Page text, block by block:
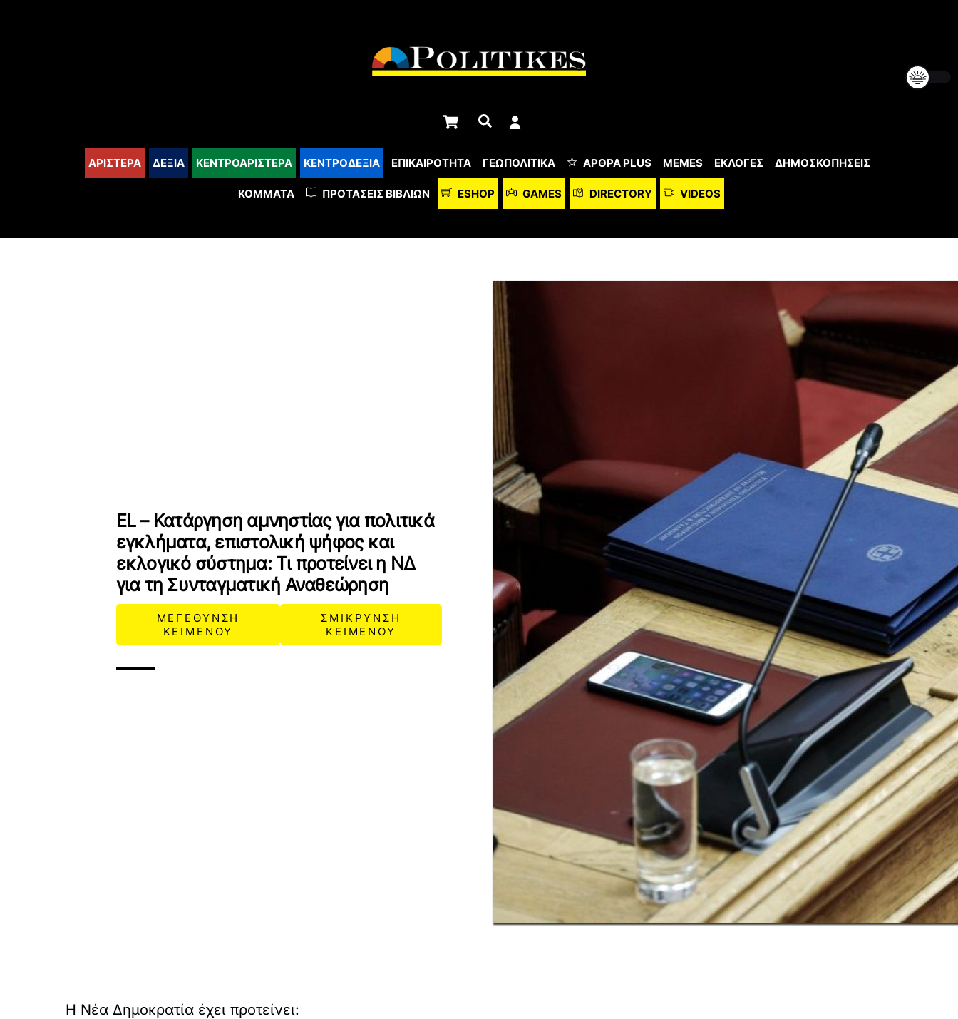
Cart Αναζήτηση
ΑΡΙΣΤΕΡΑ ΔΕΞΙΑ ΚΕΝΤΡΟΑΡΙΣΤΕΡΑ ΚΕΝΤΡΟΔΕΞΙΑ ΕΠΙΚΑΙΡΟΤΗΤΑ ΓΕΩΠΟΛΙΤΙΚΑ ΆΡΘΡΑ PLUS MEMES ΕΚΛΟΓΕΣ ΔΗΜΟΣΚΟΠΗΣΕΙΣ
ΚΌΜΜΑΤΑ ΠΡΟΤΆΣΕΙΣ ΒΙΒΛΊΩΝ ESHOP GAMES DIRECTORY VIDEOS
EL – Κατάργηση αμνηστίας για πολιτικά
εγκλήματα, επιστολική ψήφος και
εκλογικό σύστημα: Τι προτείνει η ΝΔ
για τη Συνταγματική Αναθεώρηση
ΜΕΓΕΘΥΝΣΗ
ΚΕΙΜΕΝΟΥ
ΣΜΙΚΡΥΝΣΗ
ΚΕΙΜΕΝΟΥ
Η Νέα Δημοκρατία έχει προτείνει: